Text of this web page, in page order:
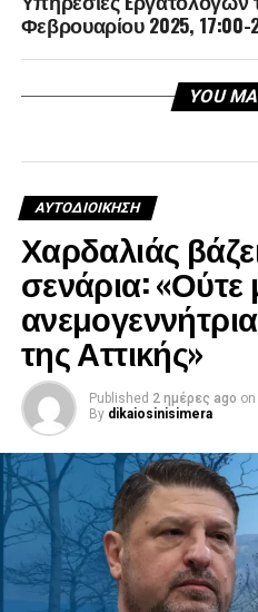
Φεβρουαρίου 2025, 17:00-
YOU
ΑΥΤΟΔΙΟΊΚΗΣΗ
Χαρδαλιάς
σενάρια: «Ούτε
της Αττικής»
Published 2 ημέρες ago on
By dikaiosinisimera